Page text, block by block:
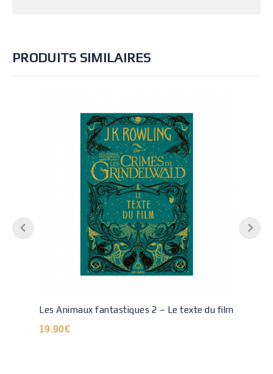
PRODUITS SIMILAIRES
Les Animaux fantastiques 2 – Le texte du film
19.90€